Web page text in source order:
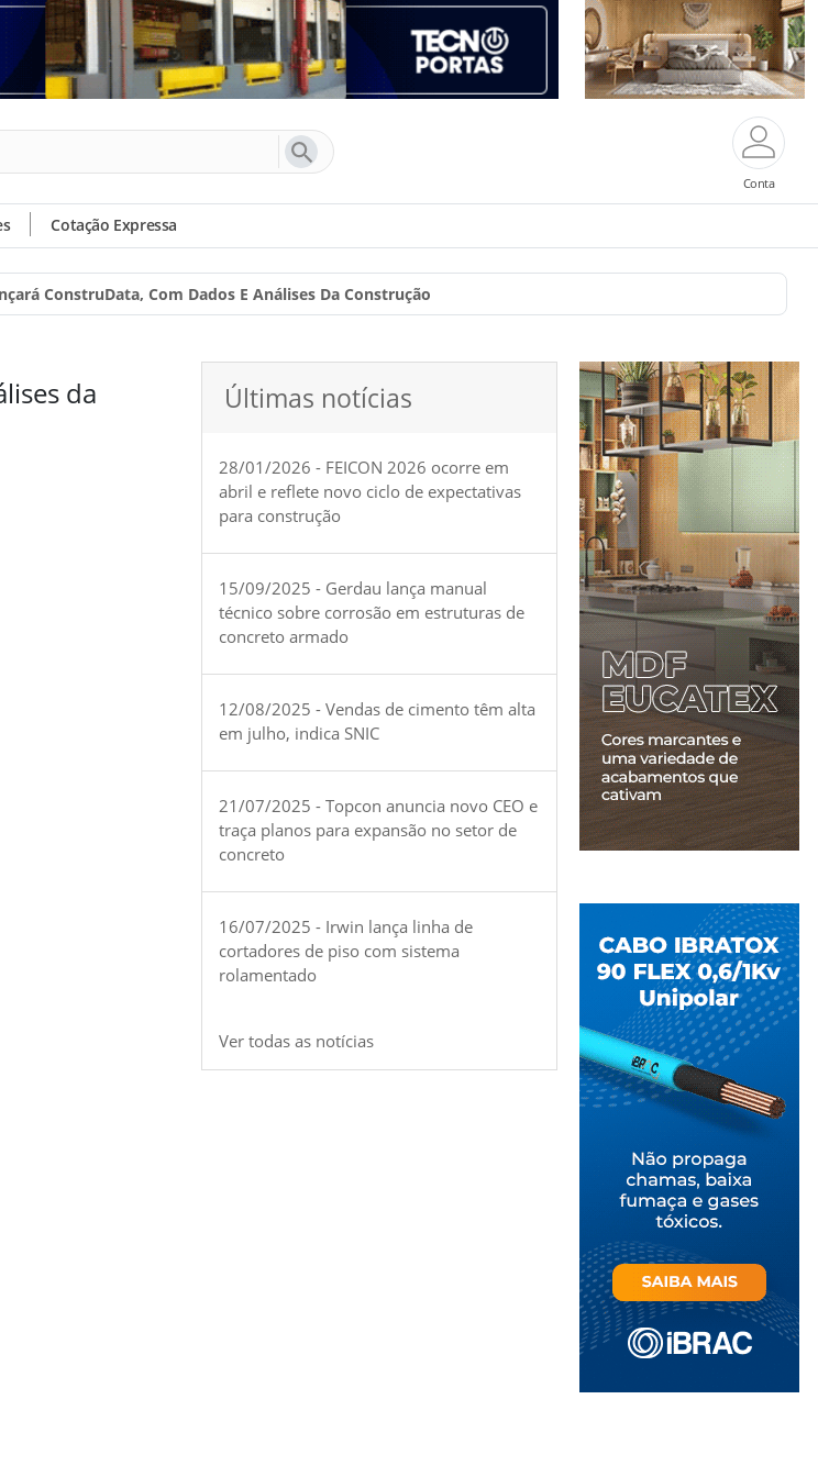
Conta
Cotação Expressa
ConstruData, Com Dados E Análises Da Construção
da
Últimas notícias
28/01/2026 - FEICON 2026 ocorre em
abril e reflete novo ciclo de expectativas
para construção
15/09/2025 - Gerdau lança manual
técnico sobre corrosão em estruturas de
concreto armado
12/08/2025 - Vendas de cimento têm alta
em julho, indica SNIC
21/07/2025 - Topcon anuncia novo CEO e
traça planos para expansão no setor de
concreto
16/07/2025 - Irwin lança linha de
cortadores de piso com sistema
rolamentado
Ver todas as notícias